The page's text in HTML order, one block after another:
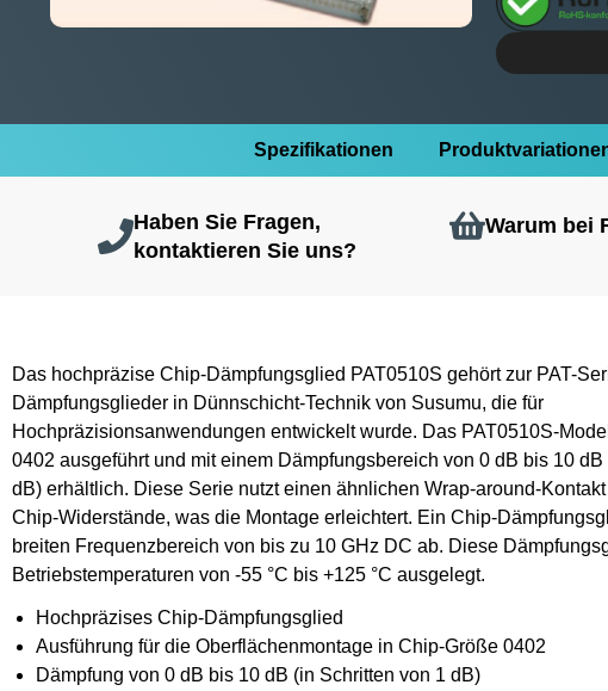
Spezifikationen
Haben Sie Fragen,
kontaktieren Sie uns?
Warum bei
Das hochpräzise Chip-Dämpfungsglied PAT0510S gehört zur PAT-
Dämpfungsglieder in Dünnschicht-Technik von Susumu, die für
Hochpräzisionsanwendungen entwickelt wurde. Das PAT0510S-
0402 ausgeführt und mit einem Dämpfungsbereich von 0 dB bis 10
dB) erhältlich. Diese Serie nutzt einen ähnlichen Wrap-around-
Chip-Widerstände, was die Montage erleichtert. Ein Chip-
breiten Frequenzbereich von bis zu 10 GHz DC ab. Diese
Betriebstemperaturen von -55 °C bis +125 °C ausgelegt.
Hochpräzises Chip-Dämpfungsglied
Ausführung für die Oberflächenmontage in Chip-Größe 0402
Dämpfung von 0 dB bis 10 dB (in Schritten von 1 dB)